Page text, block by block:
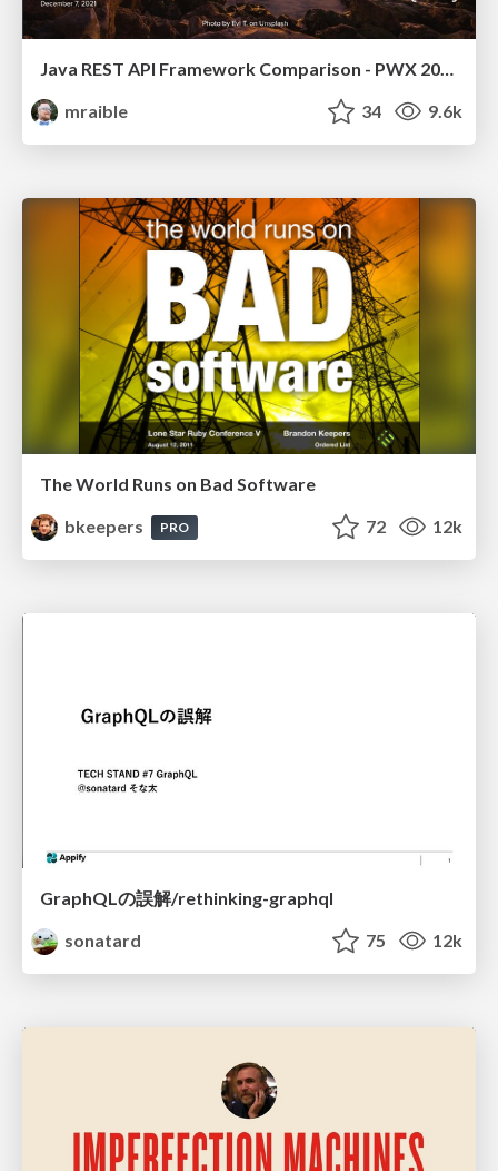
Java REST API Framework Comparison - PWX 2021
mraible
34 9.6k
The World Runs on Bad Software
bkeepers
PRO 72 12k
GraphQLの誤解/rethinking-graphql
sonatard
75 12k